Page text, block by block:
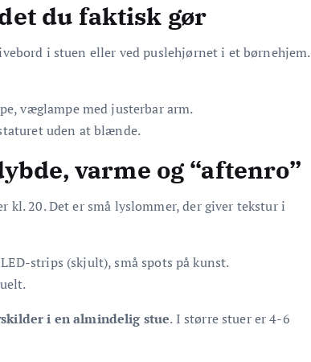
du faktisk gør
i stuen eller ved puslehjørnet i et børnehjem.
væglampe med justerbar arm.
uden at blænde.
varme og “aftenro”
20. Det er små lyslommer, der giver tekstur i
strips (skjult), små spots på kunst.
i en almindelig stue. I større stuer er 4-6